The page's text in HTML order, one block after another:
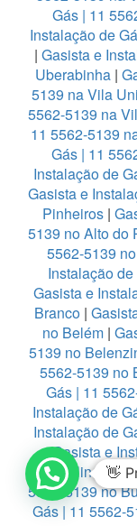
Gás | 11
Instalação de
| Gasista e
Uberabinha |
5139 na Vila
5562-5139 na
11 5562-5139
Gás | 11
Instalação de
Gasista e
Pinheiros |
5139 no Alto do
5562-5139
Instalação
Gasista e
Branco|
no Belém |
5139 no
5562-5139 no
Gás | 11
Instalação de
Instalação de
Gasista e
Brooklin
5562-5139 no
Gás | 11 5562-
👋